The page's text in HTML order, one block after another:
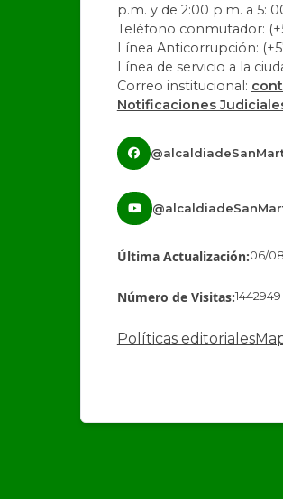
p.m. y de 2:00 p.m. a 5:
Teléfono conmutador:
Línea Anticorrupción:
Línea de servicio a la
Correo institucional:
Notificaciones
Última Actualización:06/
Número de Visitas:1442949
Políticas editoriales